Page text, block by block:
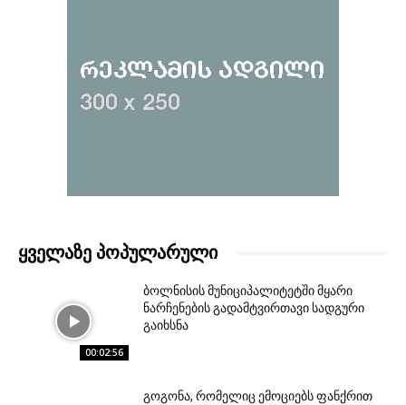
ᲧᲕᲔᲚᲐᲖᲔ ᲞᲝᲞᲣᲚᲐᲠᲣᲚᲘ
00:02:56
ბოლნისის მუნიციპალიტეტში მყარი
ნარჩენების გადამტვირთავი სადგური
გაიხსნა
გოგონა, რომელიც ემოციებს ფანქრით